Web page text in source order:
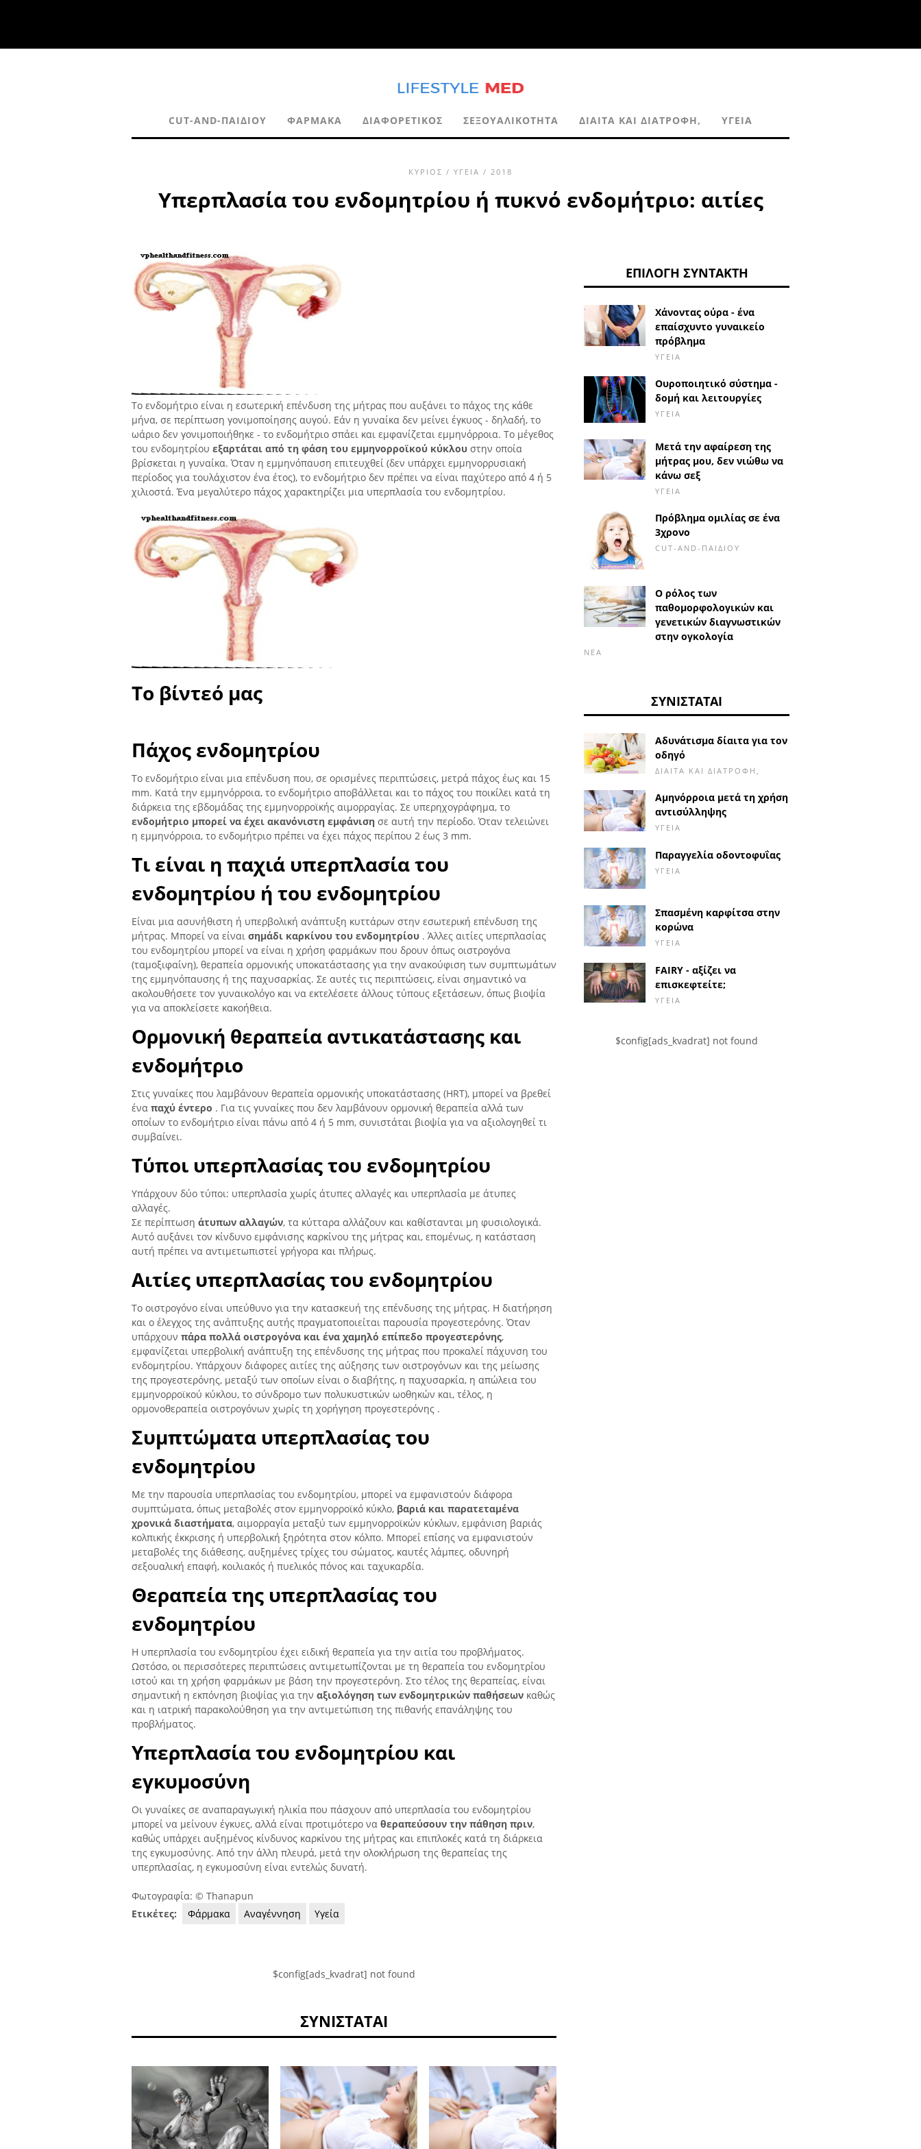
CUT-AND-ΠΑΙΔΙΟΎ ΦΆΡΜΑΚΑ ΔΙΑΦΟΡΕΤΙΚΌΣ ΣΕΞΟΥΑΛΙΚΌΤΗΤΑ ΔΊΑΙΤΑ ΚΑΙ ΔΙΑΤΡΟΦΉ, ΥΓΕΊΑ
ΚΎΡΙΟΣ / ΥΓΕΊΑ / 2018
Υπερπλασία του ενδομητρίου ή πυκνό ενδομήτριο: αιτίες
Το ενδομήτριο είναι η εσωτερική επένδυση της μήτρας που αυξάνει το πάχος της κάθε
μήνα, σε περίπτωση γονιμοποίησης αυγού. Εάν η γυναίκα δεν μείνει έγκυος - δηλαδή, το
ωάριο δεν γονιμοποιήθηκε - το ενδομήτριο σπάει και εμφανίζεται εμμηνόρροια. Το μέγεθος
του ενδομητρίου εξαρτάται από τη φάση του εμμηνορροϊκού κύκλου στην οποία
βρίσκεται η γυναίκα. Όταν η εμμηνόπαυση επιτευχθεί (δεν υπάρχει εμμηνορρυσιακή
περίοδος για τουλάχιστον ένα έτος), το ενδομήτριο δεν πρέπει να είναι παχύτερο από 4 ή 5
χιλιοστά. Ένα μεγαλύτερο πάχος χαρακτηρίζει μια υπερπλασία του ενδομητρίου.
Το βίντεό μας
Πάχος ενδομητρίου
Το ενδομήτριο είναι μια επένδυση που, σε ορισμένες περιπτώσεις, μετρά πάχος έως και 15
mm. Κατά την εμμηνόρροια, το ενδομήτριο αποβάλλεται και το πάχος του ποικίλει κατά τη
διάρκεια της εβδομάδας της εμμηνορροϊκής αιμορραγίας. Σε υπερηχογράφημα, το
ενδομήτριο μπορεί να έχει ακανόνιστη εμφάνιση σε αυτή την περίοδο. Όταν τελειώνει
η εμμηνόρροια, το ενδομήτριο πρέπει να έχει πάχος περίπου 2 έως 3 mm.
Τι είναι η παχιά υπερπλασία του
ενδομητρίου ή του ενδομητρίου
Είναι μια ασυνήθιστη ή υπερβολική ανάπτυξη κυττάρων στην εσωτερική επένδυση της
μήτρας. Μπορεί να είναι σημάδι καρκίνου του ενδομητρίου . Άλλες αιτίες υπερπλασίας
του ενδομητρίου μπορεί να είναι η χρήση φαρμάκων που δρουν όπως οιστρογόνα
(ταμοξιφαίνη), θεραπεία ορμονικής υποκατάστασης για την ανακούφιση των συμπτωμάτων
της εμμηνόπαυσης ή της παχυσαρκίας. Σε αυτές τις περιπτώσεις, είναι σημαντικό να
ακολουθήσετε τον γυναικολόγο και να εκτελέσετε άλλους τύπους εξετάσεων, όπως βιοψία
για να αποκλείσετε κακοήθεια.
Ορμονική θεραπεία αντικατάστασης και
ενδομήτριο
Στις γυναίκες που λαμβάνουν θεραπεία ορμονικής υποκατάστασης (HRT), μπορεί να βρεθεί
ένα παχύ έντερο . Για τις γυναίκες που δεν λαμβάνουν ορμονική θεραπεία αλλά των
οποίων το ενδομήτριο είναι πάνω από 4 ή 5 mm, συνιστάται βιοψία για να αξιολογηθεί τι
συμβαίνει.
Τύποι υπερπλασίας του ενδομητρίου
Υπάρχουν δύο τύποι: υπερπλασία χωρίς άτυπες αλλαγές και υπερπλασία με άτυπες
αλλαγές.
Σε περίπτωση άτυπων αλλαγών, τα κύτταρα αλλάζουν και καθίστανται μη φυσιολογικά.
Αυτό αυξάνει τον κίνδυνο εμφάνισης καρκίνου της μήτρας και, επομένως, η κατάσταση
αυτή πρέπει να αντιμετωπιστεί γρήγορα και πλήρως.
Αιτίες υπερπλασίας του ενδομητρίου
Το οιστρογόνο είναι υπεύθυνο για την κατασκευή της επένδυσης της μήτρας. Η διατήρηση
και ο έλεγχος της ανάπτυξης αυτής πραγματοποιείται παρουσία προγεστερόνης. Όταν
υπάρχουν πάρα πολλά οιστρογόνα και ένα χαμηλό επίπεδο προγεστερόνης,
εμφανίζεται υπερβολική ανάπτυξη της επένδυσης της μήτρας που προκαλεί πάχυνση του
ενδομητρίου. Υπάρχουν διάφορες αιτίες της αύξησης των οιστρογόνων και της μείωσης
της προγεστερόνης, μεταξύ των οποίων είναι ο διαβήτης, η παχυσαρκία, η απώλεια του
εμμηνορροϊκού κύκλου, το σύνδρομο των πολυκυστικών ωοθηκών και, τέλος, η
ορμονοθεραπεία οιστρογόνων χωρίς τη χορήγηση προγεστερόνης .
Συμπτώματα υπερπλασίας του
ενδομητρίου
Με την παρουσία υπερπλασίας του ενδομητρίου, μπορεί να εμφανιστούν διάφορα
συμπτώματα, όπως μεταβολές στον εμμηνορροϊκό κύκλο, βαριά και παρατεταμένα
χρονικά διαστήματα, αιμορραγία μεταξύ των εμμηνορροϊκών κύκλων, εμφάνιση βαριάς
κολπικής έκκρισης ή υπερβολική ξηρότητα στον κόλπο. Μπορεί επίσης να εμφανιστούν
μεταβολές της διάθεσης, αυξημένες τρίχες του σώματος, καυτές λάμπες, οδυνηρή
σεξουαλική επαφή, κοιλιακός ή πυελικός πόνος και ταχυκαρδία.
Θεραπεία της υπερπλασίας του
ενδομητρίου
Η υπερπλασία του ενδομητρίου έχει ειδική θεραπεία για την αιτία του προβλήματος.
Ωστόσο, οι περισσότερες περιπτώσεις αντιμετωπίζονται με τη θεραπεία του ενδομητρίου
ιστού και τη χρήση φαρμάκων με βάση την προγεστερόνη. Στο τέλος της θεραπείας, είναι
σημαντική η εκπόνηση βιοψίας για την αξιολόγηση των ενδομητρικών παθήσεων καθώς
και η ιατρική παρακολούθηση για την αντιμετώπιση της πιθανής επανάληψης του
προβλήματος.
Υπερπλασία του ενδομητρίου και
εγκυμοσύνη
Οι γυναίκες σε αναπαραγωγική ηλικία που πάσχουν από υπερπλασία του ενδομητρίου
μπορεί να μείνουν έγκυες, αλλά είναι προτιμότερο να θεραπεύσουν την πάθηση πριν,
καθώς υπάρχει αυξημένος κίνδυνος καρκίνου της μήτρας και επιπλοκές κατά τη διάρκεια
της εγκυμοσύνης. Από την άλλη πλευρά, μετά την ολοκλήρωση της θεραπείας της
υπερπλασίας, η εγκυμοσύνη είναι εντελώς δυνατή.
Φωτογραφία: © Thanapun
Ετικέτες:
Φάρμακα Αναγέννηση Υγεία
$config[ads_kvadrat] not found
ΣΥΝΙΣΤΆΤΑΙ
ΕΠΙΛΟΓΉ ΣΥΝΤΆΚΤΗ
Χάνοντας ούρα - ένα
επαίσχυντο γυναικείο
πρόβλημα
ΥΓΕΊΑ
Ουροποιητικό σύστημα -
δομή και λειτουργίες
ΥΓΕΊΑ
Μετά την αφαίρεση της
μήτρας μου, δεν νιώθω να
κάνω σεξ
ΥΓΕΊΑ
Πρόβλημα ομιλίας σε ένα
3χρονο
CUT-AND-ΠΑΙΔΙΟΎ
Ο ρόλος των
παθομορφολογικών και
γενετικών διαγνωστικών
στην ογκολογία
ΝΈΑ
ΣΥΝΙΣΤΆΤΑΙ
Αδυνάτισμα δίαιτα για τον
οδηγό
ΔΊΑΙΤΑ ΚΑΙ ΔΙΑΤΡΟΦΉ,
Αμηνόρροια μετά τη χρήση
αντισύλληψης
ΥΓΕΊΑ
Παραγγελία οδοντοφυΐας
ΥΓΕΊΑ
Σπασμένη καρφίτσα στην
κορώνα
ΥΓΕΊΑ
FAIRY - αξίζει να
επισκεφτείτε;
ΥΓΕΊΑ
$config[ads_kvadrat] not found